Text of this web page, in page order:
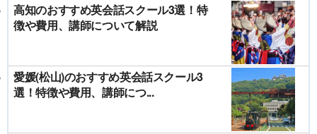
高知のおすすめ英会話スクール3選！特
徴や費用、講師について解説
愛媛(松山)のおすすめ英会話スクール3
選！特徴や費用、講師につ...